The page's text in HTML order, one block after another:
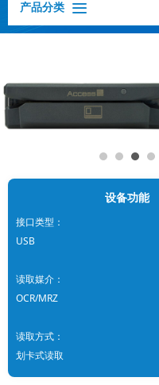
产品分类 끀
接口类型：
USB
读取媒介：
OCR/MRZ
读取方式：
划卡式读取
设备功能